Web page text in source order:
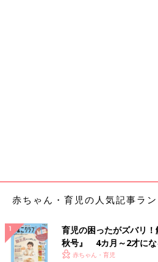
赤ちゃん・育児の人気記事ラ
育児の困ったがズバリ
秋号』 4カ月～2才にな
いっぱい！
赤ちゃん・育児